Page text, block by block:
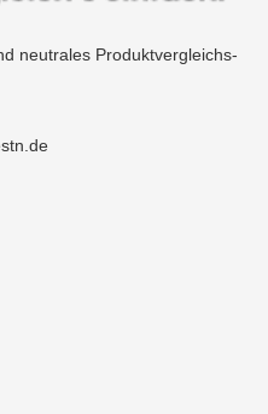
neutrales Produktvergleichs-